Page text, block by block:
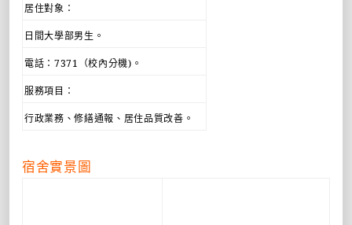
居住對象：
日間大學部男生。
電話：7371 （校內分機) 。
服務項目：
行政業務、修繕通報、居住品質改善。
宿舍實景圖